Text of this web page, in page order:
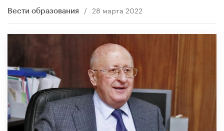
Вести образования / 28 марта 2022